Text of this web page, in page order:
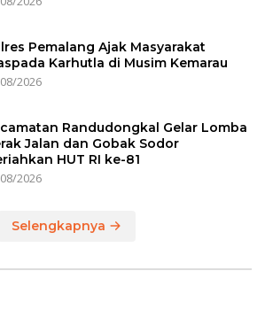
Pemalang Ajak Masyarakat
Karhutla di Musim Kemarau
2026
Randudongkal Gelar Lomba
Jalan dan Gobak Sodor
HUT RI ke-81
2026
Selengkapnya